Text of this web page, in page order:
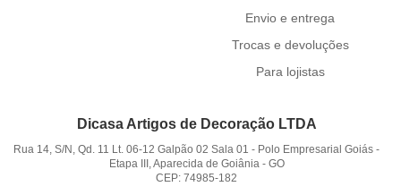
Envio e entrega
Trocas e devoluções
Para lojistas
Dicasa Artigos de Decoração LTDA
Rua 14, S/N, Qd. 11 Lt. 06-12 Galpão 02 Sala 01 - Polo Empresarial Goiás -
Etapa III, Aparecida de Goiânia- GO
CEP: 74985-182